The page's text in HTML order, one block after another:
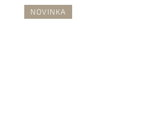
NOVINKA